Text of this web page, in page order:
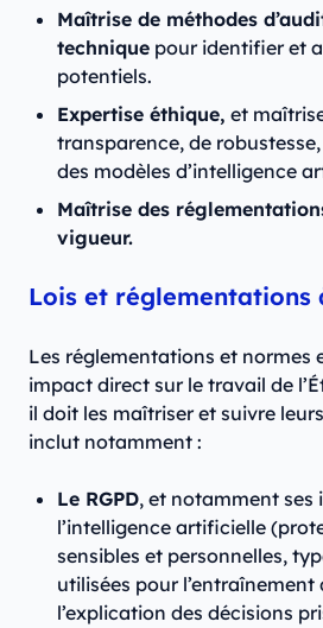
Maîtrise de méthodes
technique pour identifier et
potentiels.
Expertise éthique, et
transparence, de
des modèles d’intelligence
Maîtrise des
vigueur.
Lois et réglementations
Les réglementations et normes
impact direct sur le travail de
il doit les maîtriser et suivre
inclut notamment :
Le RGPD, et notamment
l’intelligence artificielle
sensibles et personnelles,
utilisées pour
l’explication des décisions